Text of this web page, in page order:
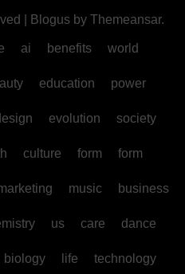
Blogus by Themeansar.
ai benefits world
education power
evolution society
culture form form
music business
us care dance
biology life technology